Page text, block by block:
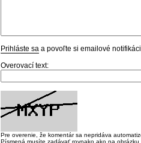
Prihláste sa a povoľte si emailové
Overovací text:
Pre overenie, že komentár sa nepridáva
Písmená musíte zadávať rovnako ako na